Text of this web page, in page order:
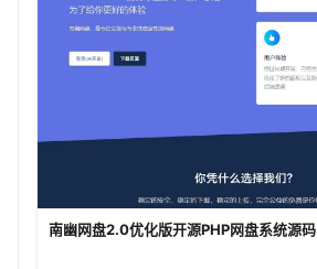
南幽网盘2.0优化版开源PHP网盘系统源码